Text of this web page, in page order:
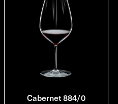
Cabernet 884/0